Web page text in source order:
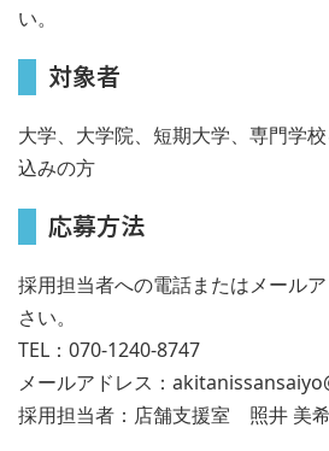
い。
対象者
大学、大学院、短期大学、専門学
込みの方
応募方法
採用担当者への電話またはメール
さい。
TEL：070-1240-8747
メールアドレス：
採用担当者：店舗支援室 照井 美